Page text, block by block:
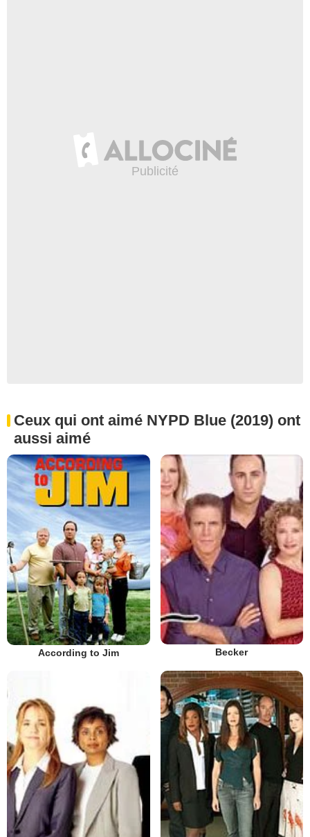
Ceux qui ont aimé NYPD Blue (2019) ont
aussi aimé
According to Jim Becker